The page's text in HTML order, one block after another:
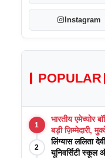
Instagram
POPULAR
1
भारतीय एमेच्योर
बड़ी ज़िम्मेदारी,
वादा
2
लिंग्यास ललिता
यूनिवर्सिटी स्कूल